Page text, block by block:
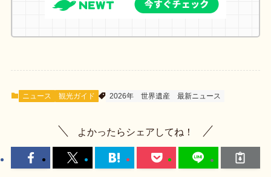
ニュース 観光ガイド 2026年 世界遺産 最新ニュース
よかったらシェアしてね！